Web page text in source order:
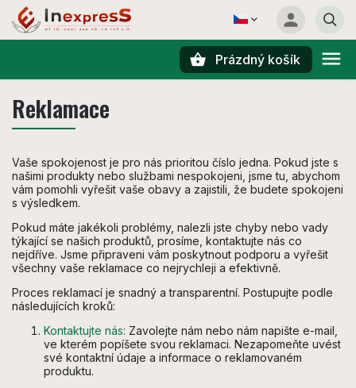
Prázdný košík
Reklamace
Vaše spokojenost je pro nás prioritou číslo jedna. Pokud jste s
našimi produkty nebo službami nespokojeni, jsme tu, abychom
vám pomohli vyřešit vaše obavy a zajistili, že budete spokojeni
s výsledkem.
Pokud máte jakékoli problémy, nalezli jste chyby nebo vady
týkající se našich produktů, prosíme, kontaktujte nás co
nejdříve. Jsme připraveni vám poskytnout podporu a vyřešit
všechny vaše reklamace co nejrychleji a efektivně.
Proces reklamací je snadný a transparentní. Postupujte podle
následujících kroků:
Kontaktujte nás: Zavolejte nám nebo nám napište e-mail,
ve kterém popíšete svou reklamaci. Nezapomeňte uvést
své kontaktní údaje a informace o reklamovaném
produktu.